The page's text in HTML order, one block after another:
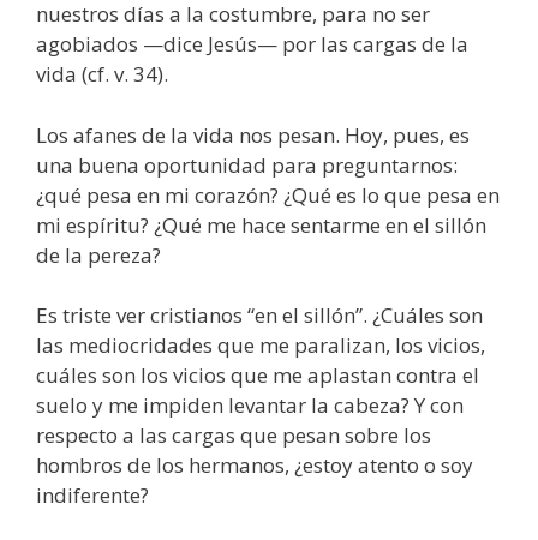
nuestros días a la costumbre, para no ser
agobiados —dice Jesús— por las cargas de la
vida (cf. v. 34).
Los afanes de la vida nos pesan. Hoy, pues, es
una buena oportunidad para preguntarnos:
¿qué pesa en mi corazón? ¿Qué es lo que pesa en
mi espíritu? ¿Qué me hace sentarme en el sillón
de la pereza?
Es triste ver cristianos “en el sillón”. ¿Cuáles son
las mediocridades que me paralizan, los vicios,
cuáles son los vicios que me aplastan contra el
suelo y me impiden levantar la cabeza? Y con
respecto a las cargas que pesan sobre los
hombros de los hermanos, ¿estoy atento o soy
indiferente?